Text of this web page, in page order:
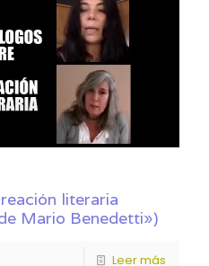
literaria
Mario Benedetti»)
Leer más